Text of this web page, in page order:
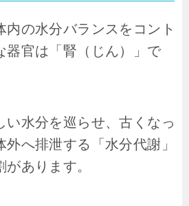
内の水分バランスをコント
器官は「腎（じん）」で
い水分を巡らせ、古くなっ
へ排泄する「水分代謝」
あります。